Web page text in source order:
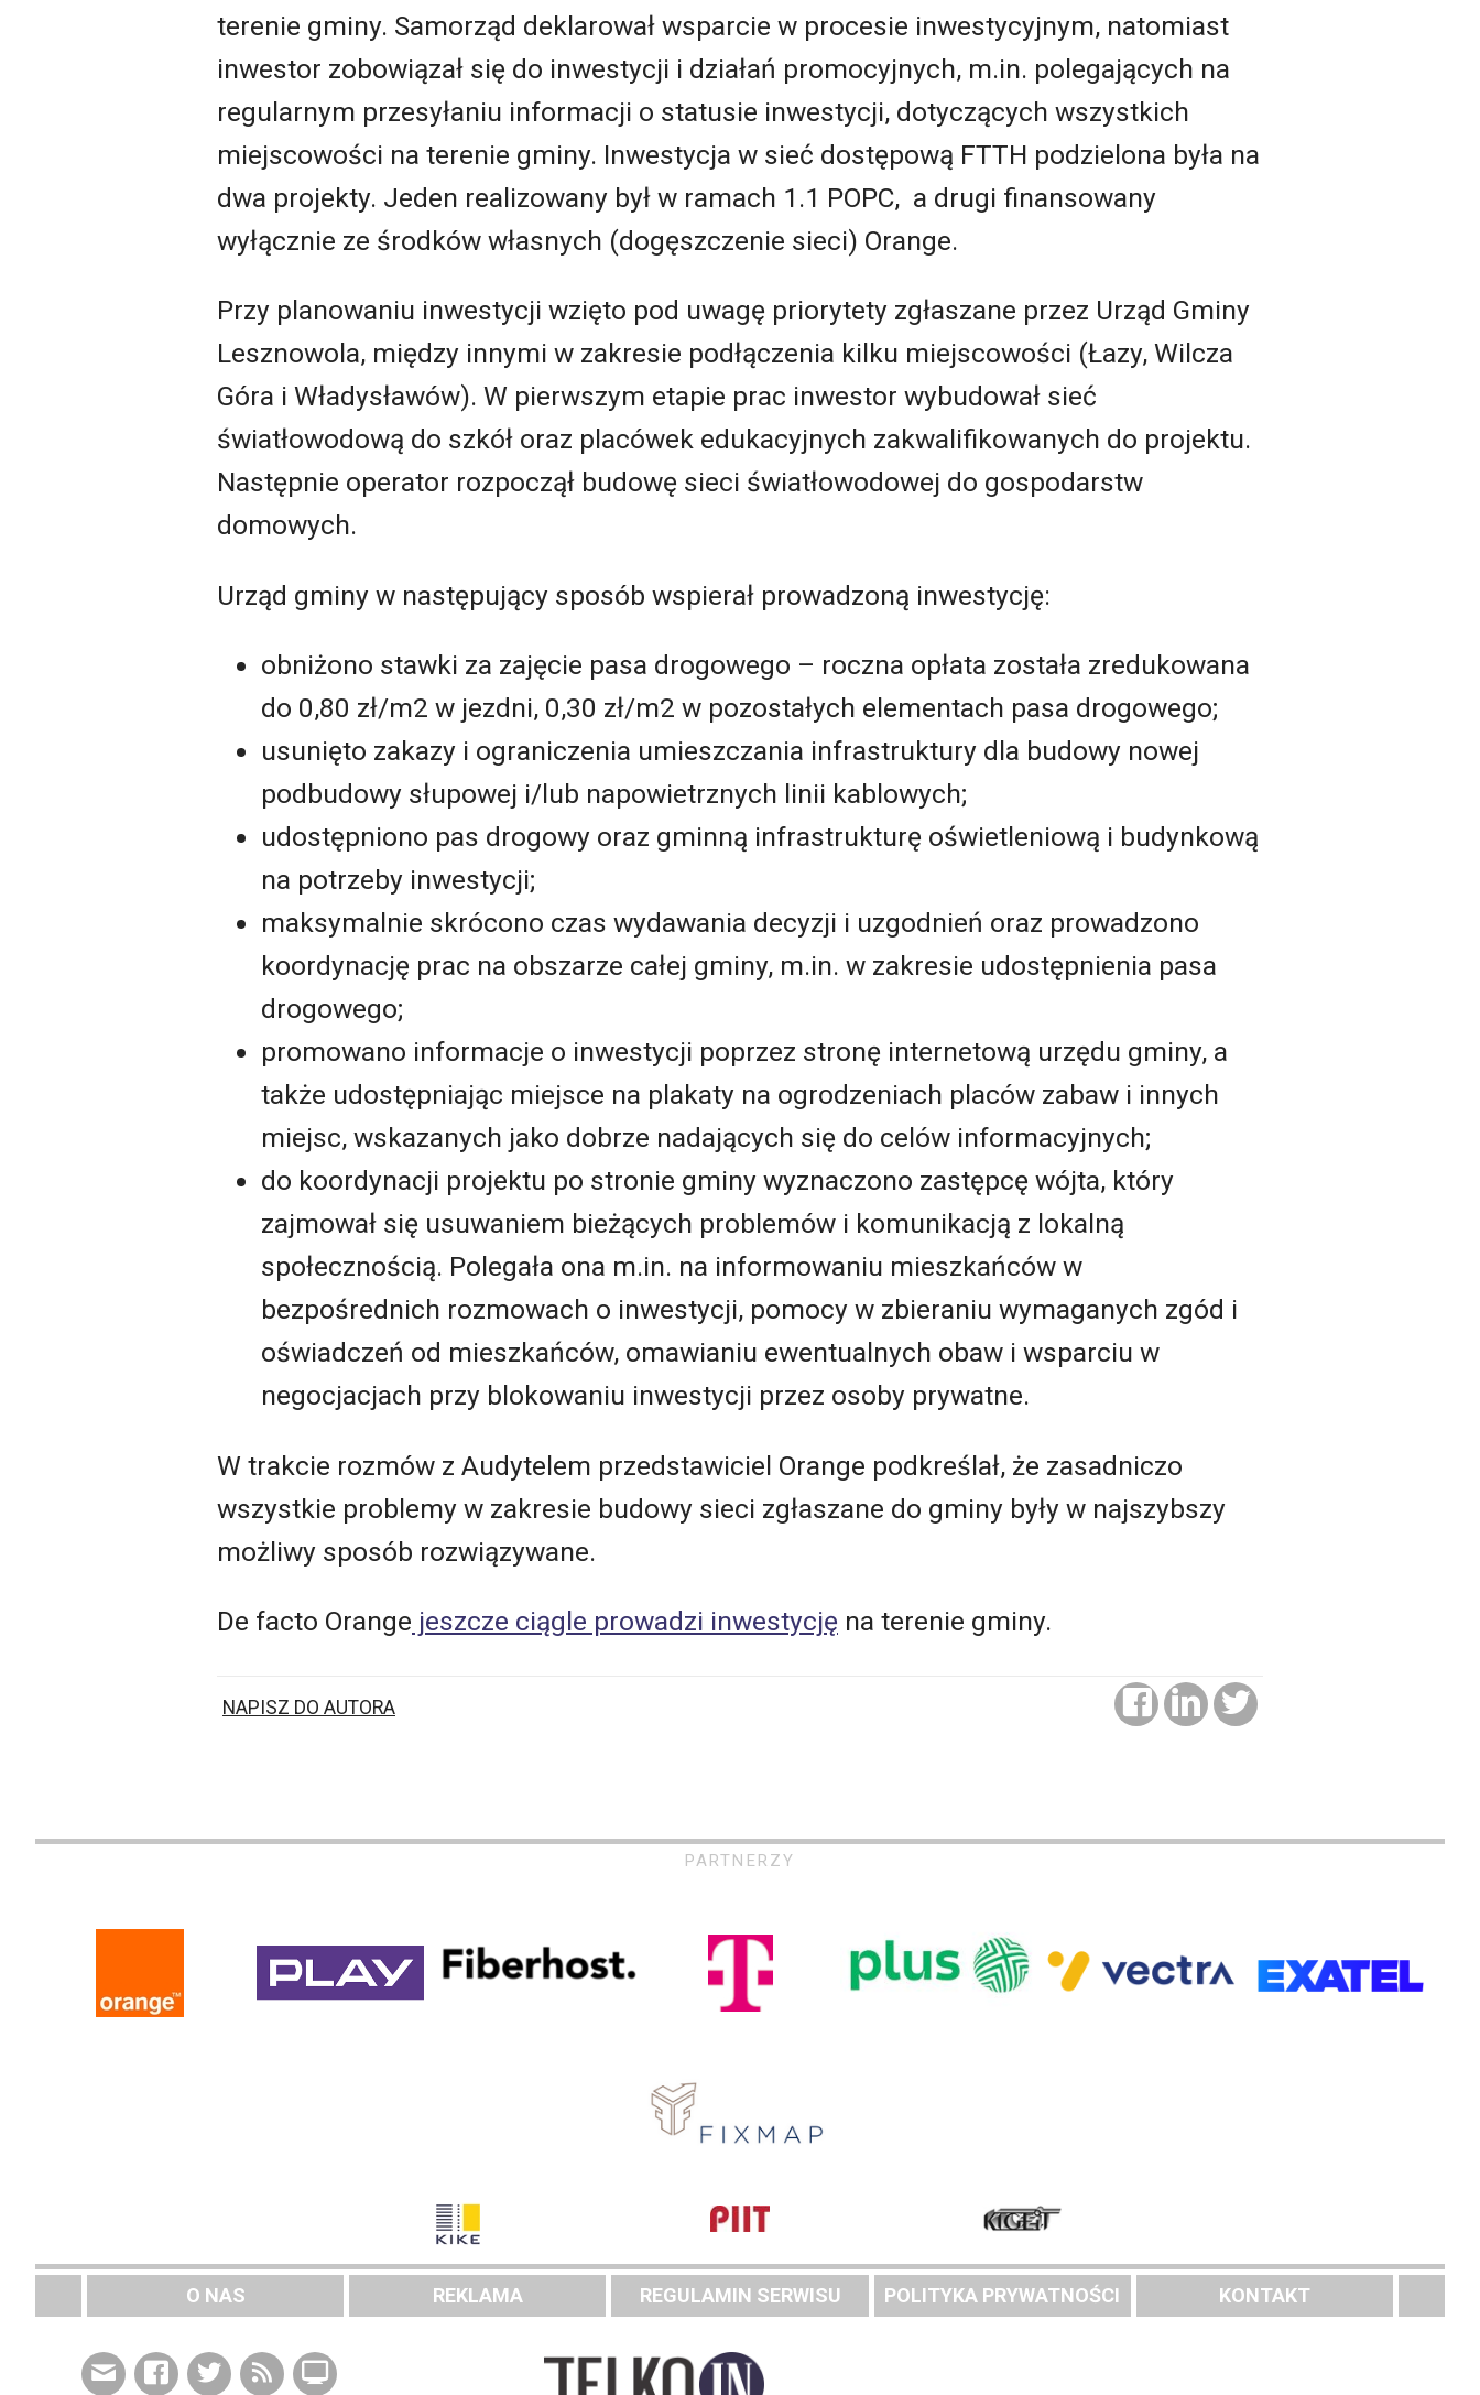
terenie gminy. Samorząd deklarował wsparcie w procesie inwestycyjnym, natomiast
inwestor zobowiązał się do inwestycji i działań promocyjnych, m.in. polegających na
regularnym przesyłaniu informacji o statusie inwestycji, dotyczących wszystkich
miejscowości na terenie gminy. Inwestycja w sieć dostępową FTTH podzielona była na
dwa projekty. Jeden realizowany był w ramach 1.1 POPC, a drugi finansowany
wyłącznie ze środków własnych (dogęszczenie sieci) Orange.
Przy planowaniu inwestycji wzięto pod uwagę priorytety zgłaszane przez Urząd Gminy
Lesznowola, między innymi w zakresie podłączenia kilku miejscowości (Łazy, Wilcza
Góra i Władysławów). W pierwszym etapie prac inwestor wybudował sieć
światłowodową do szkół oraz placówek edukacyjnych zakwalifikowanych do projektu.
Następnie operator rozpoczął budowę sieci światłowodowej do gospodarstw
domowych.
Urząd gminy w następujący sposób wspierał prowadzoną inwestycję:
obniżono stawki za zajęcie pasa drogowego – roczna opłata została zredukowana
do 0,80 zł/m2 w jezdni, 0,30 zł/m2 w pozostałych elementach pasa drogowego;
usunięto zakazy i ograniczenia umieszczania infrastruktury dla budowy nowej
podbudowy słupowej i/lub napowietrznych linii kablowych;
udostępniono pas drogowy oraz gminną infrastrukturę oświetleniową i budynkową
na potrzeby inwestycji;
maksymalnie skrócono czas wydawania decyzji i uzgodnień oraz prowadzono
koordynację prac na obszarze całej gminy, m.in. w zakresie udostępnienia pasa
drogowego;
promowano informacje o inwestycji poprzez stronę internetową urzędu gminy, a
także udostępniając miejsce na plakaty na ogrodzeniach placów zabaw i innych
miejsc, wskazanych jako dobrze nadających się do celów informacyjnych;
do koordynacji projektu po stronie gminy wyznaczono zastępcę wójta, który
zajmował się usuwaniem bieżących problemów i komunikacją z lokalną
społecznością. Polegała ona m.in. na informowaniu mieszkańców w
bezpośrednich rozmowach o inwestycji, pomocy w zbieraniu wymaganych zgód i
oświadczeń od mieszkańców, omawianiu ewentualnych obaw i wsparciu w
negocjacjach przy blokowaniu inwestycji przez osoby prywatne.
W trakcie rozmów z Audytelem przedstawiciel Orange podkreślał, że zasadniczo
wszystkie problemy w zakresie budowy sieci zgłaszane do gminy były w najszybszy
możliwy sposób rozwiązywane.
De facto Orange jeszcze ciągle prowadzi inwestycję na terenie gminy.
NAPISZ DO AUTORA
PARTNERZY
O NAS REKLAMA REGULAMIN SERWISU POLITYKA PRYWATNOŚCI KONTAKT